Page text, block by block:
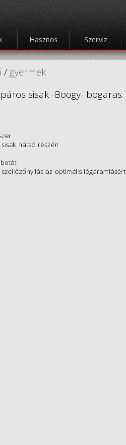
Hasznos Szerviz
/ gyermek
sisak -Boogy- bogaras
hátsó részén
az optimális légáramlásért